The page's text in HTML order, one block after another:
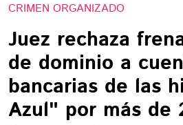
CRIMEN ORGANIZADO
Juez rechaza
de dominio a
bancarias de las
Azul" por más de